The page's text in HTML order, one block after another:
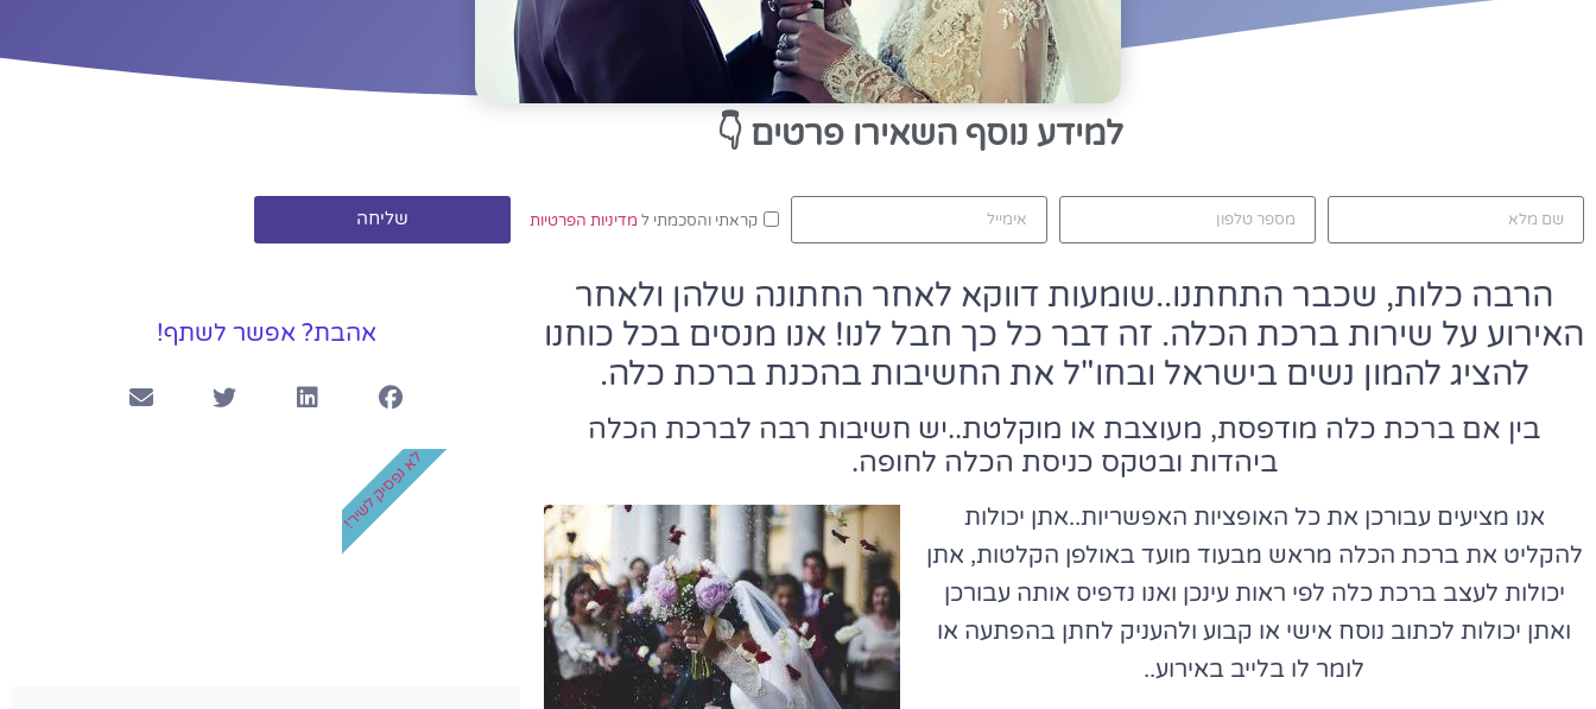
למידע נוסף השאירו פרטים 👇
קראתי והסכמתי ל מדיניות הפרטיות שליחה
הרבה כלות, שכבר התחתנו..שומעות דווקא לאחר החתונה שלהן ולאחר
האירוע על שירות ברכת הכלה. זה דבר כל כך חבל לנו! אנו מנסים בכל כוחנו
להציג להמון נשים בישראל ובחו"ל את החשיבות בהכנת ברכת כלה.
בין אם ברכת כלה מודפסת, מעוצבת או מוקלטת..יש חשיבות רבה לברכת הכלה
ביהדות ובטקס כניסת הכלה לחופה.
אנו מציעים עבורכן את כל האופציות האפשריות..אתן יכולות
להקליט את ברכת הכלה מראש מבעוד מועד באולפן הקלטות, אתן
יכולות לעצב ברכת כלה לפי ראות עינכן ואנו נדפיס אותה עבורכן
ואתן יכולות לכתוב נוסח אישי או קבוע ולהעניק לחתן בהפתעה או
לומר לו בלייב באירוע..
אהבת? אפשר לשתף!
לא נפסיק לשיר!